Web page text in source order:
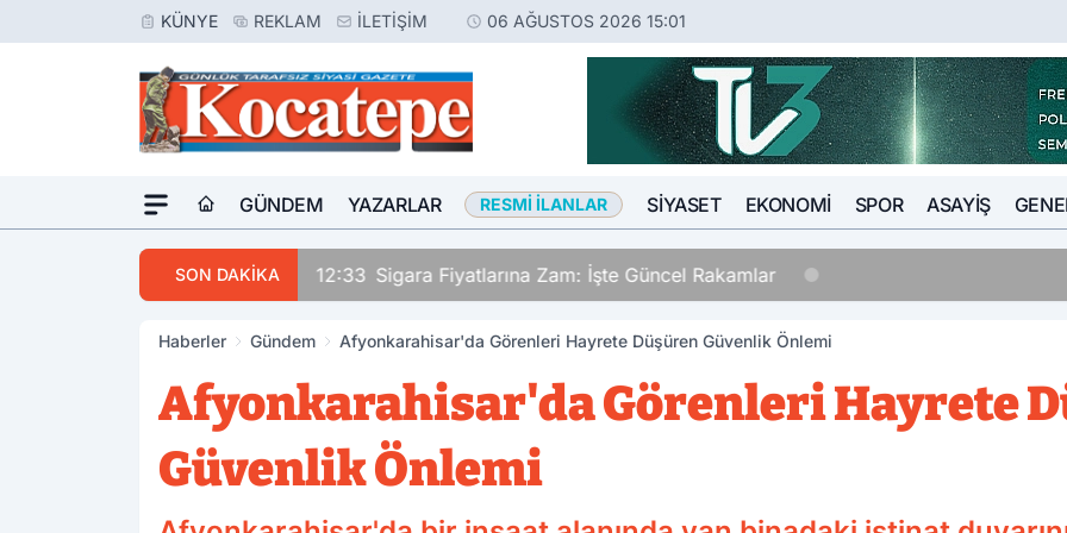
KÜNYE REKLAM İLETIŞIM 06 AĞUSTOS 2026 15:01
GÜNDEM YAZARLAR RESMI İLANLAR SIYASET EKONOMI SPOR ASAYIŞ
SON DAKİKA
12:33 Sigara Fiyatlarına Zam: İşte Güncel Rakamlar
Haberler Gündem Afyonkarahisar'da Görenleri Hayrete Düşüren Güvenlik Önlemi
Afyonkarahisar'da Görenleri Hayrete
Güvenlik Önlemi